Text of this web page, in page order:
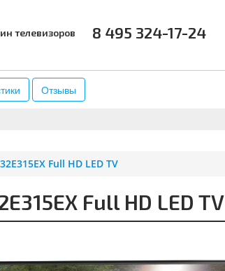
телевизоров 8 495 324-17-24
Отзывы
АКСЕССУАРЫ
Full HD LED TV
Full HD LED TV